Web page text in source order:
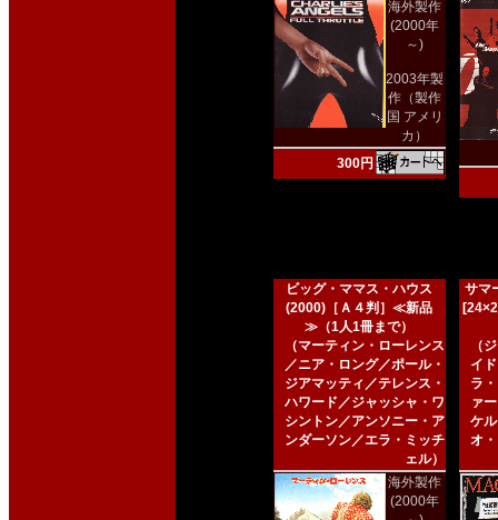
海外製作
(2000年
～)
2003年製
作（製作
国 アメリ
カ）
300円
ビッグ・ママス・ハウス
(2000)［Ａ４判］≪新品
≫（1人1冊まで）
（マーティン・ローレンス
／ニア・ロング／ポール・
ジアマッティ／テレンス・
ハワード／ジャッシャ・ワ
シントン／アンソニー・ア
ンダーソン／エラ・ミッチ
ェル）
海外製作
(2000年
サマ
（
イ
ラ
ァ
ケ
オ